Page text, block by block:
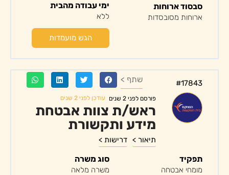
סבסוד ארוחות
ארוחות מסובסדות
ימי עבודה מהבית
ללא
הגש מועמדות
#17843 שתף >
פורסם לפני 2 שנים עודכן לפני 2 שנים
ראש/ת צוות אבטחת
מידע ותקשורת
תיאור > דרישות >
תפקיד
מומחי אבטחה
סוג משרה
משרה מלאה